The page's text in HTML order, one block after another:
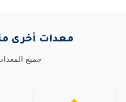
معدات أخرى
جميع